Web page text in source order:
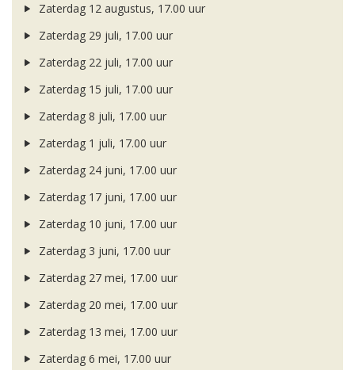
Zaterdag 12 augustus, 17.00 uur
Zaterdag 29 juli, 17.00 uur
Zaterdag 22 juli, 17.00 uur
Zaterdag 15 juli, 17.00 uur
Zaterdag 8 juli, 17.00 uur
Zaterdag 1 juli, 17.00 uur
Zaterdag 24 juni, 17.00 uur
Zaterdag 17 juni, 17.00 uur
Zaterdag 10 juni, 17.00 uur
Zaterdag 3 juni, 17.00 uur
Zaterdag 27 mei, 17.00 uur
Zaterdag 20 mei, 17.00 uur
Zaterdag 13 mei, 17.00 uur
Zaterdag 6 mei, 17.00 uur